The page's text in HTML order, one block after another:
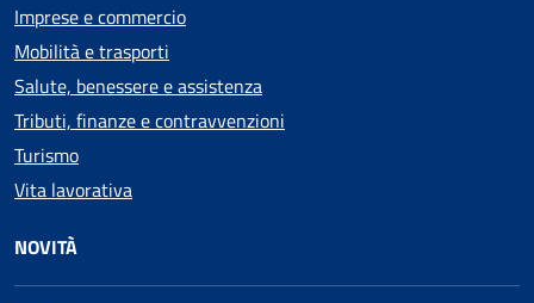
Imprese e commercio
Mobilità e trasporti
Salute, benessere e assistenza
Tributi, finanze e contravvenzioni
Turismo
Vita lavorativa
NOVITÀ